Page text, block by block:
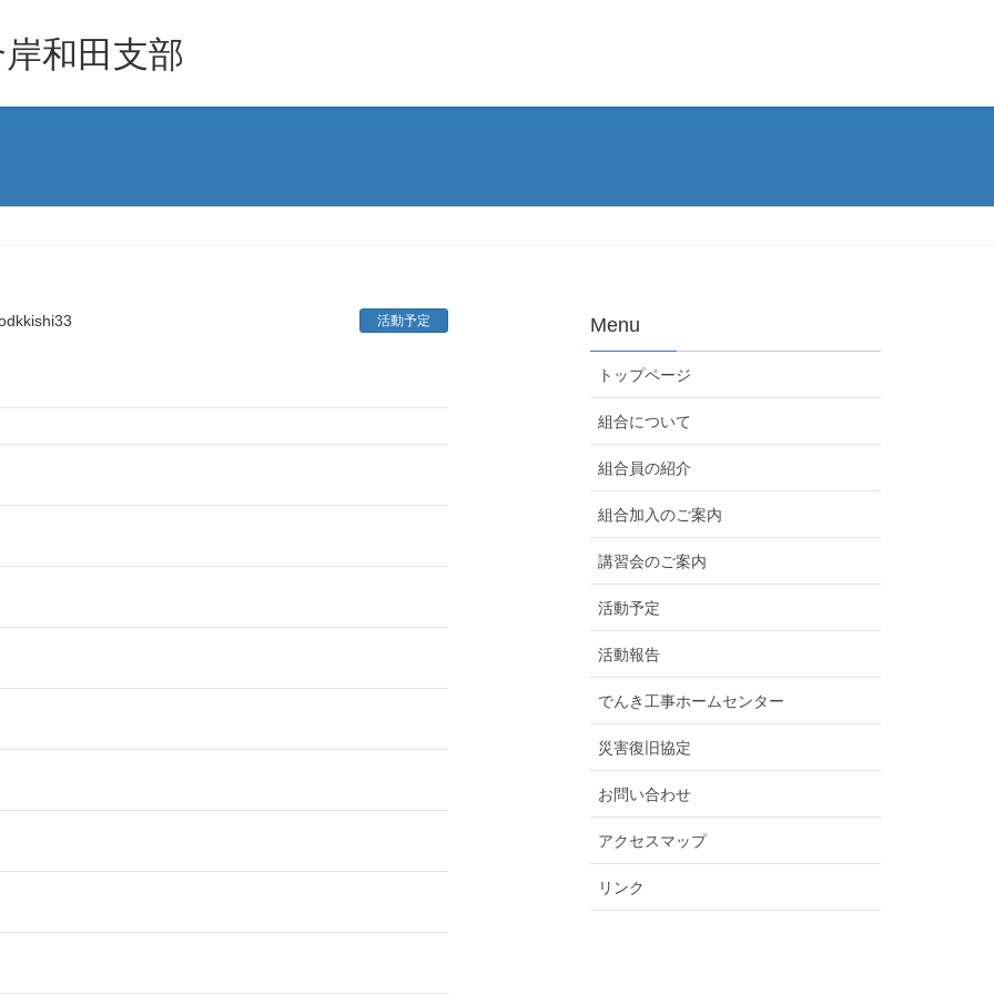
和田支部
活動予定 Menu
トップページ
組合について
組合員の紹介
組合加入のご案内
講習会のご案内
活動予定
活動報告
でんき工事ホームセンター
災害復旧協定
お問い合わせ
アクセスマップ
リンク